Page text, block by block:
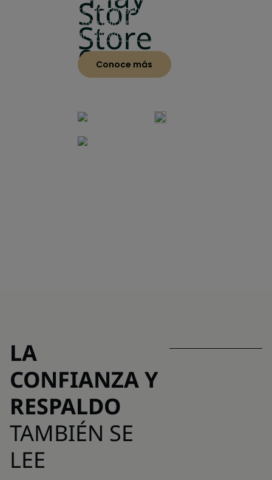
cuenta con servicios bancarios sin
costo adicional, sin monto mínimo de
anualidad.
Conoce más
LA
CONFIANZA Y
RESPALDO
TAMBIÉN SE
LEE